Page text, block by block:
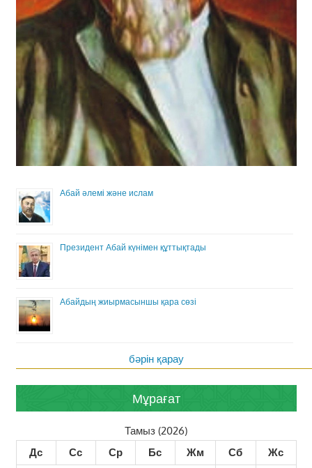
Абай әлемі және ислам
Президент Абай күнімен құттықтады
Абайдың жиырмасыншы қара сөзі
бәрін қарау
Мұрағат
Тамыз (2026)
Дс
Сс Ср Бс Жм Сб
Жс